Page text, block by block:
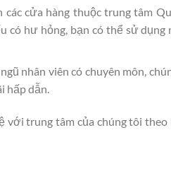
cửa hàng thuộc trung tâm
hư hỏng, bạn có thể sử dụng
nhân viên có chuyên môn,
hấp dẫn.
với trung tâm của chúng tôi